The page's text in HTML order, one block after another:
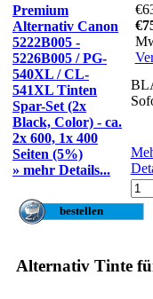
Premium
Alternativ Canon
5222B005 -
5226B005 / PG-
540XL / CL-
541XL Tinten
Spar-Set (2x
Black, Color) - ca.
2x 600, 1x 400
Seiten (5%)
» mehr Details...
Alternativ Tinte